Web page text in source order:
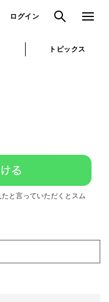
ログイン 検索 メニュ
トピックス
と言っていただくとスム